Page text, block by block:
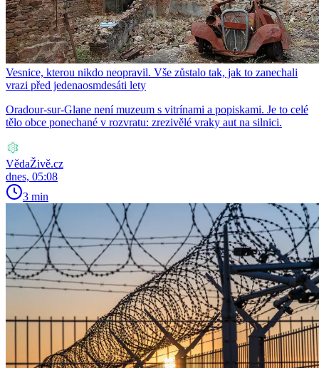
Vesnice, kterou nikdo neopravil. Vše zůstalo tak, jak to zanechali
vrazi před jedenaosmdesáti lety
Oradour-sur-Glane není muzeum s vitrínami a popiskami. Je to celé
tělo obce ponechané v rozvratu: zrezivělé vraky aut na silnici.
VědaŽivě.cz
dnes, 05:08
3 min